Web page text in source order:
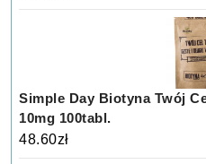
Simple Day Biotyna Twój
10mg 100tabl.
48.60zł